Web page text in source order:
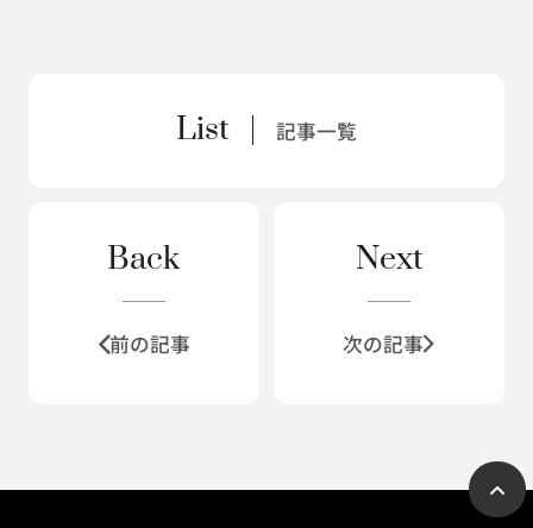
Back
前の記事
List 記事一覧
Next
次の記事